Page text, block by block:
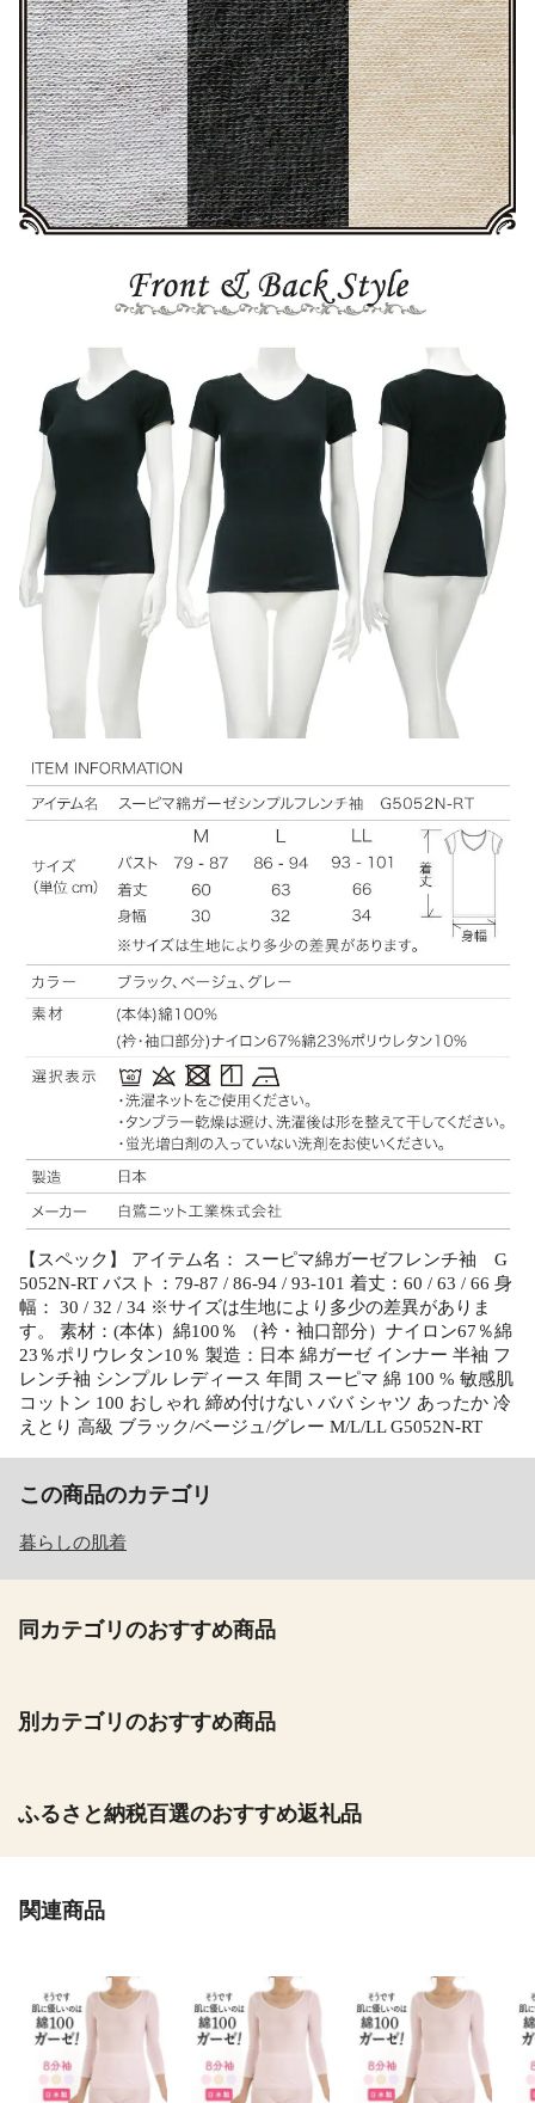
【スペック】 アイテム名： スーピマ綿ガーゼフレンチ袖 G
5052N-RT バスト：79-87 / 86-94 / 93-101 着丈：60 / 63 / 66 身
幅： 30 / 32 / 34 ※サイズは生地により多少の差異がありま
す。 素材：(本体）綿100％ （衿・袖口部分）ナイロン67％綿
23％ポリウレタン10％ 製造：日本 綿ガーゼ インナー 半袖 フ
レンチ袖 シンプル レディース 年間 スーピマ 綿 100 % 敏感肌
コットン 100 おしゃれ 締め付けない ババ シャツ あったか 冷
えとり 高級 ブラック/ベージュ/グレー M/L/LL G5052N-RT
この商品のカテゴリ
暮らしの肌着
同カテゴリのおすすめ商品
別カテゴリのおすすめ商品
ふるさと納税百選のおすすめ返礼品
関連商品